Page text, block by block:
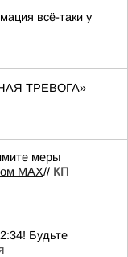
всё-таки у
ТРЕВОГА»
меры
MAX// КП
Будьте